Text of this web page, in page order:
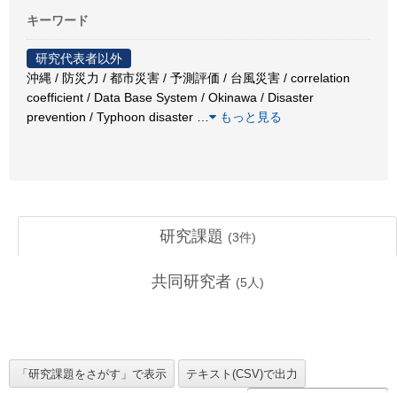
キーワード
研究代表者以外
沖縄 / 防災力 / 都市災害 / 予測評価 / 台風災害 / correlation
coefficient / Data Base System / Okinawa / Disaster
prevention / Typhoon disaster
もっと見る
研究課題 (3件)
共同研究者 (5 人)